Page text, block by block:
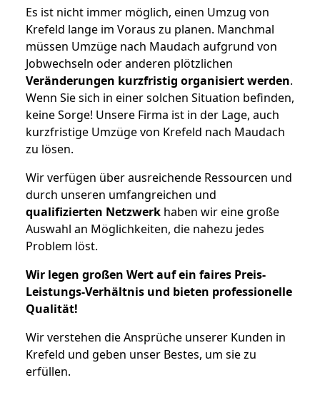
Es ist nicht immer möglich, einen Umzug von
Krefeld lange im Voraus zu planen. Manchmal
müssen Umzüge nach Maudach aufgrund von
Jobwechseln oder anderen plötzlichen
Veränderungen kurzfristig organisiert werden.
Wenn Sie sich in einer solchen Situation befinden,
keine Sorge! Unsere Firma ist in der Lage, auch
kurzfristige Umzüge von Krefeld nach Maudach
zu lösen.
Wir verfügen über ausreichende Ressourcen und
durch unseren umfangreichen und
qualifizierten Netzwerk haben wir eine große
Auswahl an Möglichkeiten, die nahezu jedes
Problem löst.
Wir legen großen Wert auf ein faires Preis-
Leistungs-Verhältnis und bieten professionelle
Qualität!
Wir verstehen die Ansprüche unserer Kunden in
Krefeld und geben unser Bestes, um sie zu
erfüllen.